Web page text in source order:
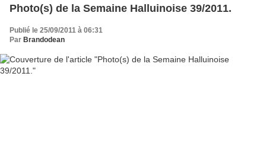
Photo(s) de la Semaine Halluinoise 39/2011.
Publié le 25/09/2011 à 06:31
Par Brandodean